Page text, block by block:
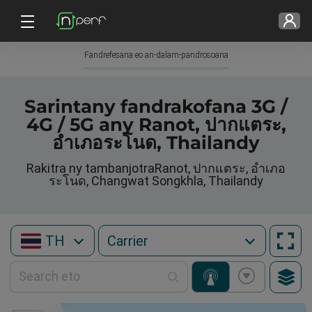
Fandrefesana eo an-dalam-pandrosoana
Sarintany fandrakofana 3G /
4G / 5G any Ranot, ปากแตระ,
อำเภอระโนด, Thailandy
Rakitra ny tambanjotraRanot, ปากแตระ, อำเภอ
ระโนด, Changwat Songkhla, Thailandy
TH